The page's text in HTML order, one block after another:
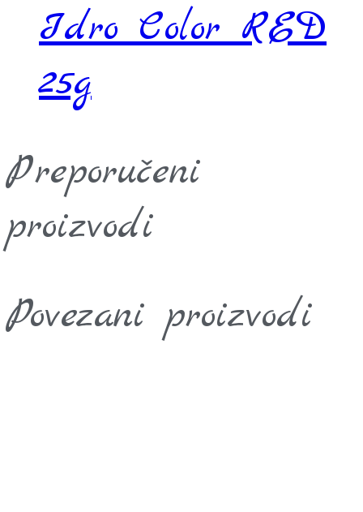
Idro Color RED
25g
Preporučeni
proizvodi
Povezani proizvodi